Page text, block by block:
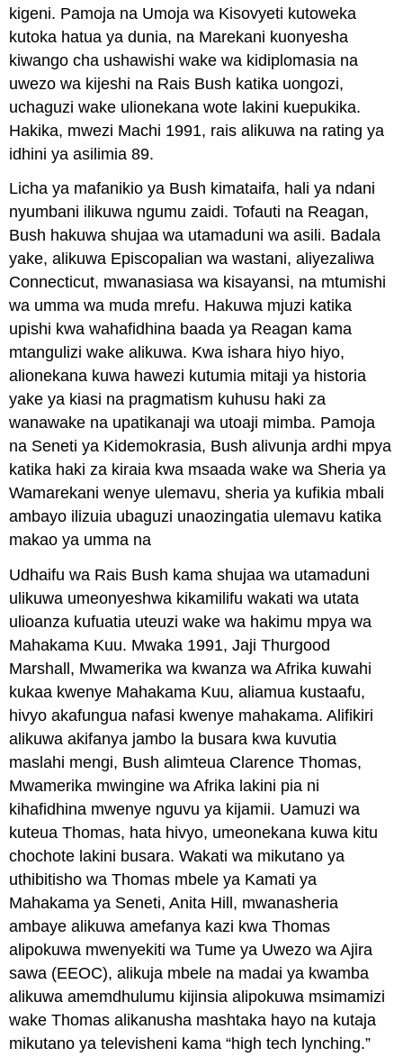
kigeni. Pamoja na Umoja wa Kisovyeti kutoweka
kutoka hatua ya dunia, na Marekani kuonyesha
kiwango cha ushawishi wake wa kidiplomasia na
uwezo wa kijeshi na Rais Bush katika uongozi,
uchaguzi wake ulionekana wote lakini kuepukika.
Hakika, mwezi Machi 1991, rais alikuwa na rating ya
idhini ya asilimia 89.
Licha ya mafanikio ya Bush kimataifa, hali ya ndani
nyumbani ilikuwa ngumu zaidi. Tofauti na Reagan,
Bush hakuwa shujaa wa utamaduni wa asili. Badala
yake, alikuwa Episcopalian wa wastani, aliyezaliwa
Connecticut, mwanasiasa wa kisayansi, na mtumishi
wa umma wa muda mrefu. Hakuwa mjuzi katika
upishi kwa wahafidhina baada ya Reagan kama
mtangulizi wake alikuwa. Kwa ishara hiyo hiyo,
alionekana kuwa hawezi kutumia mitaji ya historia
yake ya kiasi na pragmatism kuhusu haki za
wanawake na upatikanaji wa utoaji mimba. Pamoja
na Seneti ya Kidemokrasia, Bush alivunja ardhi mpya
katika haki za kiraia kwa msaada wake wa Sheria ya
Wamarekani wenye ulemavu, sheria ya kufikia mbali
ambayo ilizuia ubaguzi unaozingatia ulemavu katika
makao ya umma na
Udhaifu wa Rais Bush kama shujaa wa utamaduni
ulikuwa umeonyeshwa kikamilifu wakati wa utata
ulioanza kufuatia uteuzi wake wa hakimu mpya wa
Mahakama Kuu. Mwaka 1991, Jaji Thurgood
Marshall, Mwamerika wa kwanza wa Afrika kuwahi
kukaa kwenye Mahakama Kuu, aliamua kustaafu,
hivyo akafungua nafasi kwenye mahakama. Alifikiri
alikuwa akifanya jambo la busara kwa kuvutia
maslahi mengi, Bush alimteua Clarence Thomas,
Mwamerika mwingine wa Afrika lakini pia ni
kihafidhina mwenye nguvu ya kijamii. Uamuzi wa
kuteua Thomas, hata hivyo, umeonekana kuwa kitu
chochote lakini busara. Wakati wa mikutano ya
uthibitisho wa Thomas mbele ya Kamati ya
Mahakama ya Seneti, Anita Hill, mwanasheria
ambaye alikuwa amefanya kazi kwa Thomas
alipokuwa mwenyekiti wa Tume ya Uwezo wa Ajira
sawa (EEOC), alikuja mbele na madai ya kwamba
alikuwa amemdhulumu kijinsia alipokuwa msimamizi
wake Thomas alikanusha mashtaka hayo na kutaja
mikutano ya televisheni kama “high tech lynching.”